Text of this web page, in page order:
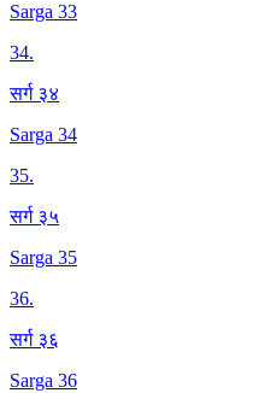
Sarga 33
34.
सर्ग ३४
Sarga 34
35.
सर्ग ३५
Sarga 35
36.
सर्ग ३६
Sarga 36